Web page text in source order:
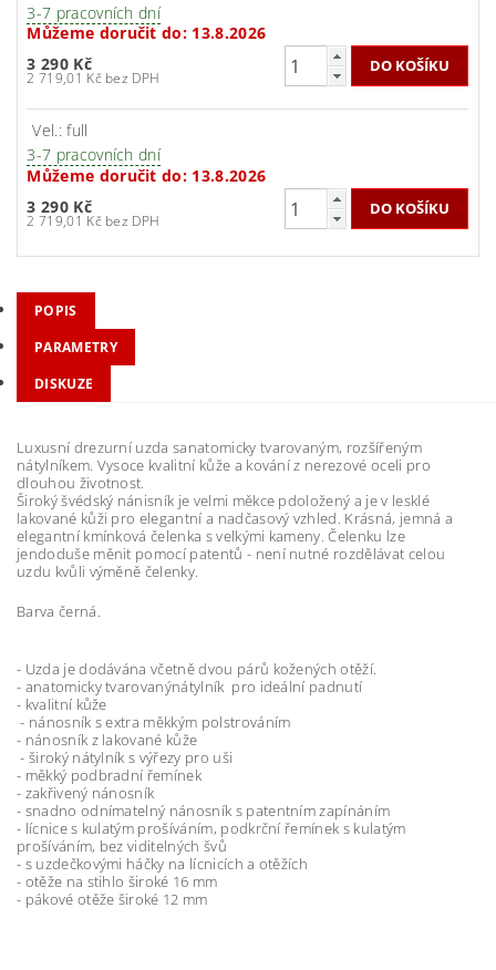
3-7 pracovních dní
Můžeme doručit do: 13.8.2026
3 290 Kč
2 719,01 Kč bez DPH
Vel.: full
3-7 pracovních dní
Můžeme doručit do: 13.8.2026
3 290 Kč
2 719,01 Kč bez DPH
POPIS
PARAMETRY
DISKUZE
Luxusní drezurní uzda sanatomicky tvarovaným, rozšířeným
nátylníkem. Vysoce kvalitní kůže a kování z nerezové oceli pro
dlouhou životnost.
Široký švédský nánisník je velmi měkce pdoložený a je v lesklé
lakované kůži pro elegantní a nadčasový vzhled. Krásná, jemná a
elegantní kmínková čelenka s velkými kameny. Čelenku lze
jendoduše měnit pomocí patentů - není nutné rozdělávat celou
uzdu kvůli výměně čelenky.
Barva černá.
- Uzda je dodávána včetně dvou párů kožených otěží.
- anatomicky tvarovanýnátylník pro ideální padnutí
- kvalitní kůže
- nánosník s extra měkkým polstrováním
- nánosník z lakované kůže
- široký nátylník s výřezy pro uši
- měkký podbradní řemínek
- zakřivený nánosník
- snadno odnímatelný nánosník s patentním zapínáním
- lícnice s kulatým prošíváním, podkrční řemínek s kulatým
prošíváním, bez viditelných švů
- s uzdečkovými háčky na lícnicích a otěžích
- otěže na stihlo široké 16 mm
- pákové otěže široké 12 mm